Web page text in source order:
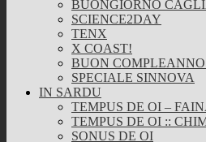
BUONGIORNO
SCIENCE2DAY
TENX
X COAST!
BUON
SPECIALE SINNOVA
IN SARDU
TEMPUS DE OI –
TEMPUS DE OI ::
SONUS DE OI